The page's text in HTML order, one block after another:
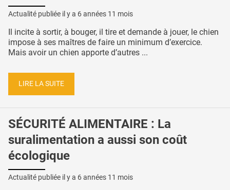
Actualité publiée il y a 6 années 11 mois
Il incite à sortir, à bouger, il tire et demande à jouer, le chien
impose à ses maîtres de faire un minimum d’exercice.
Mais avoir un chien apporte d’autres ...
LIRE LA SUITE
SÉCURITÉ ALIMENTAIRE : La
suralimentation a aussi son coût
écologique
Actualité publiée il y a 6 années 11 mois